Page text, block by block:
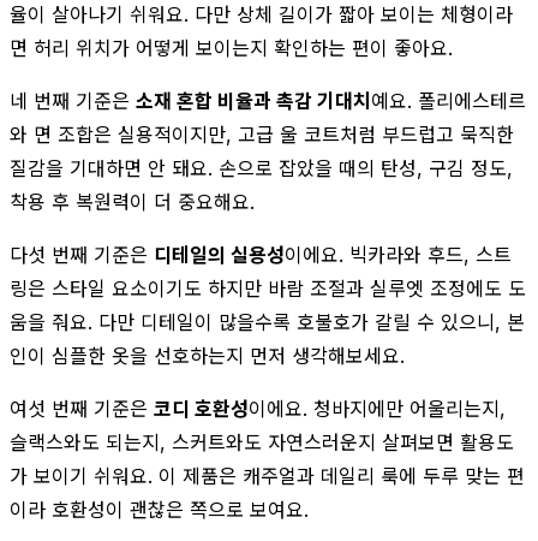
율이 살아나기 쉬워요. 다만 상체 길이가 짧아 보이는 체형이라
면 허리 위치가 어떻게 보이는지 확인하는 편이 좋아요.
네 번째 기준은 소재 혼합 비율과 촉감 기대치예요. 폴리에스테르
와 면 조합은 실용적이지만, 고급 울 코트처럼 부드럽고 묵직한
질감을 기대하면 안 돼요. 손으로 잡았을 때의 탄성, 구김 정도,
착용 후 복원력이 더 중요해요.
다섯 번째 기준은 디테일의 실용성이에요. 빅카라와 후드, 스트
링은 스타일 요소이기도 하지만 바람 조절과 실루엣 조정에도 도
움을 줘요. 다만 디테일이 많을수록 호불호가 갈릴 수 있으니, 본
인이 심플한 옷을 선호하는지 먼저 생각해보세요.
여섯 번째 기준은 코디 호환성이에요. 청바지에만 어울리는지,
슬랙스와도 되는지, 스커트와도 자연스러운지 살펴보면 활용도
가 보이기 쉬워요. 이 제품은 캐주얼과 데일리 룩에 두루 맞는 편
이라 호환성이 괜찮은 쪽으로 보여요.